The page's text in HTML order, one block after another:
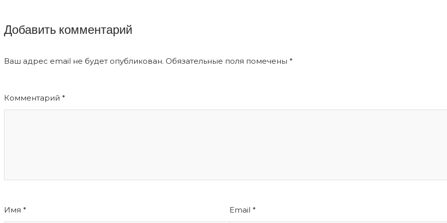
Добавить комментарий
Ваш адрес email не будет опубликован. Обязательные поля помечены *
Комментарий *
Имя * Email *